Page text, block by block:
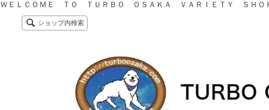
ＷＥＬＣＯＭＥ ＴＯ ＴＵＲＢＯ ＯＳＡＫＡ ＶＡＲＩＥＴＹ ＳＨＯ
ショップ内検索